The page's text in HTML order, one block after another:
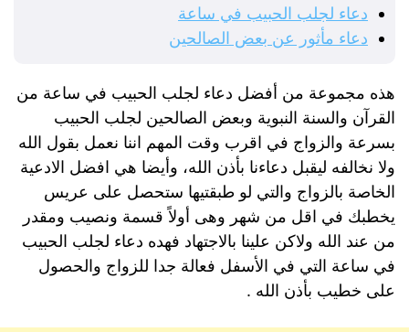
دعاء لجلب الحبيب في ساعة
دعاء مأثور عن بعض الصالحين
هذه مجموعة من أفضل دعاء لجلب الحبيب في ساعة من
القرآن والسنة النبوية وبعض الصالحين لجلب الحبيب
بسرعة والزواج في اقرب وقت المهم اننا نعمل بقول الله
ولا نخالفه ليقبل دعاءنا بأذن الله، وأيضا هي افضل الادعية
الخاصة بالزواج والتي لو طبقتيها ستحصل على عريس
يخطبك في اقل من شهر وهى أولاً قسمة ونصيب ومقدر
من عند الله ولاكن علينا بالاجتهاد فهده دعاء لجلب الحبيب
في ساعة التي في الأسفل فعالة جدا للزواج والحصول
على خطيب بأذن الله .